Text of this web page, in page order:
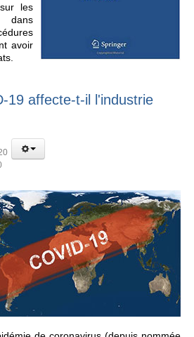
les
dans
avoir
19 affecte-t-il l'industrie